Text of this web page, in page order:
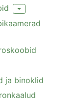
Toggle Dropdown
ja binoklid